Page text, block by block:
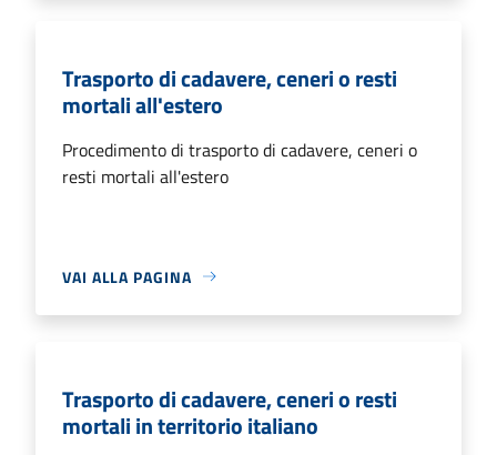
Trasporto di cadavere, ceneri o resti
mortali all'estero
Procedimento di trasporto di cadavere, ceneri o
resti mortali all'estero
VAI ALLA PAGINA
Trasporto di cadavere, ceneri o resti
mortali in territorio italiano